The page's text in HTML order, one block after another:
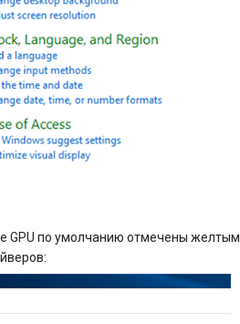
GPU по умолчанию отмечены желтым